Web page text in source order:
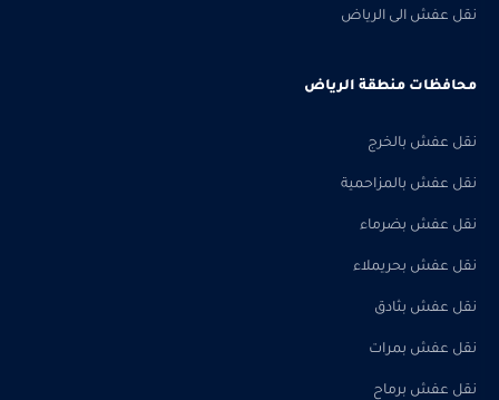
نقل عفش الى الرياض
محافظات منطقة الرياض
نقل عفش بالخرج
نقل عفش بالمزاحمية
نقل عفش بضرماء
نقل عفش بحريملاء
نقل عفش بثادق
نقل عفش بمرات
نقل عفش برماح